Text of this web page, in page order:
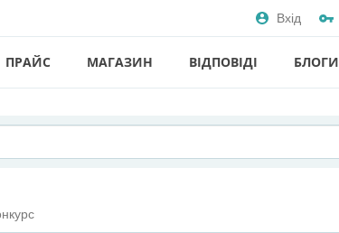
Вхід
ПРАЙС МАГАЗИН ВІДПОВІДІ БЛОГИ